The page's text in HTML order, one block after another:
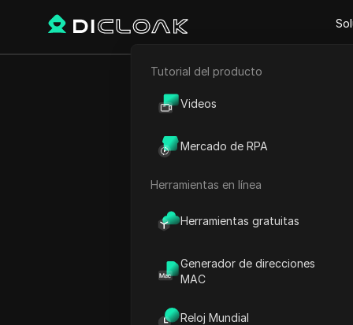
Comercio electrónico
Tutorial del producto
Videos
Mercado de RPA
Herramientas en línea
Herramientas gratuitas
Generador de direcciones
MAC
Reloj Mundial
Trusted
Tu puerta de entrada a